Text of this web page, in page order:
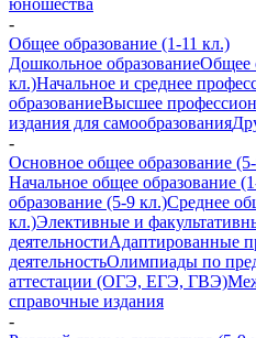
юношества
-
Общее образование (1-11 кл.)
Дошкольное образованиеОбщее
кл.)Начальное и среднее
образованиеВысшее
издания для самообразования
-
Основное общее образование
Начальное общее образование
образование (5-9 кл.)Среднее
кл.)Элективные и
деятельностиАдаптированные
деятельностьОлимпиады по
аттестации (ОГЭ, ЕГЭ, ГВЭ)
справочные издания
-